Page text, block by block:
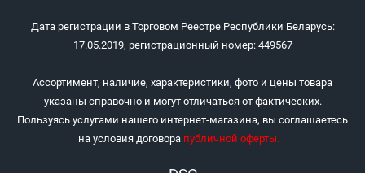
Дата регистрации в Торговом Реестре Республики Беларусь:
17.05.2019, регистрационный номер: 449567
Ассортимент, наличие, характеристики, фото и цены товара
указаны справочно и могут отличаться от фактических.
Пользуясь услугами нашего интернет-магазина, вы соглашаетесь
на условия договора публичной оферты.